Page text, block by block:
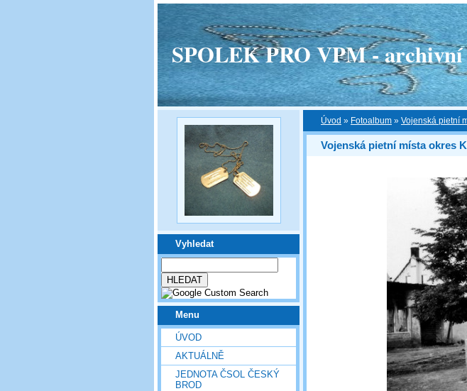
SPOLEK PRO VPM - archivní
Vyhledat
Menu
ÚVOD
AKTUÁLNĚ
JEDNOTA ČSOL ČESKÝ
BROD
Úvod » Fotoalbum » Vojenská pietní
Vojenská pietní místa okres